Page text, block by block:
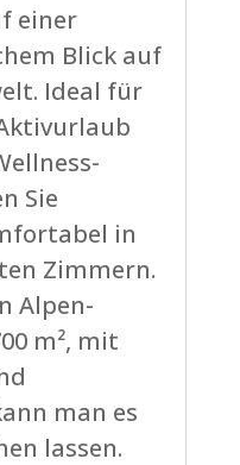
einer
Blick auf
Ideal für
Sie
in
Zimmern.
Alpen-
m², mit
man es
lassen.